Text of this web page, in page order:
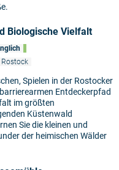
Biologische Vielfalt
Spielen in der Rostocker
Entdeckerpfad
im größten
Küstenwald
Sie die kleinen und
der heimischen Wälder